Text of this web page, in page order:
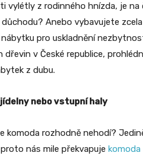
vylétly z rodinného hnízda, je
Anebo vybavujete
pro uskladnění
v České republice,
z dubu.
nebo vstupní haly
komoda rozhodně nehodí?
nás mile překvapuje